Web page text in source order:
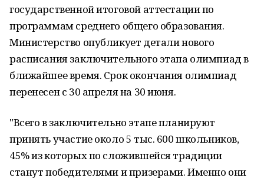
государственной итоговой аттестации по
программам среднего общего образования.
Министерство опубликует детали нового
расписания заключительного этапа олимпиад в
ближайшее время. Срок окончания олимпиад
перенесен с 30 апреля на 30 июня.
"Всего в заключительно этапе планируют
принять участие около 5 тыс. 600 школьников,
45% из которых по сложившейся традиции
станут победителями и призерами. Именно они